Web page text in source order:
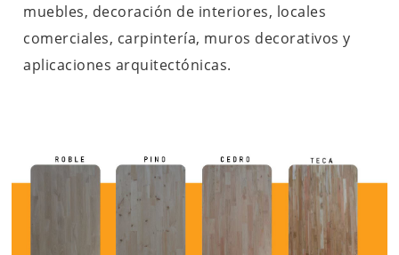
muebles, decoración de interiores, locales
comerciales, carpintería, muros decorativos y
aplicaciones arquitectónicas.